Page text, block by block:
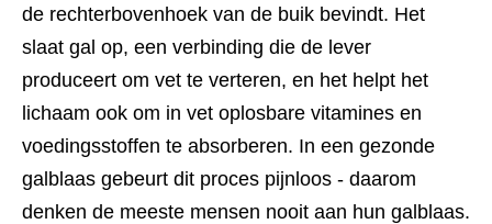
de rechterbovenhoek van de buik bevindt. Het
slaat gal op, een verbinding die de lever
produceert om vet te verteren, en het helpt het
lichaam ook om in vet oplosbare vitamines en
voedingsstoffen te absorberen. In een gezonde
galblaas gebeurt dit proces pijnloos - daarom
denken de meeste mensen nooit aan hun galblaas.